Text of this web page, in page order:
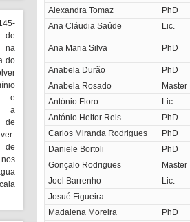
de
na
do
e
a
de
de
Alexandra Tomaz
PhD
Ana Cláudia Saúde
Lic.
Ana Maria Silva PhD
Anabela Durão PhD
Anabela Rosado
Master
António Floro
Lic.
António Heitor Reis
PhD
Carlos Miranda Rodrigues
PhD
Daniele Bortoli
PhD
Gonçalo Rodrigues
Master
Joel Barrenho
Lic.
Josué Figueira
Madalena Moreira
PhD